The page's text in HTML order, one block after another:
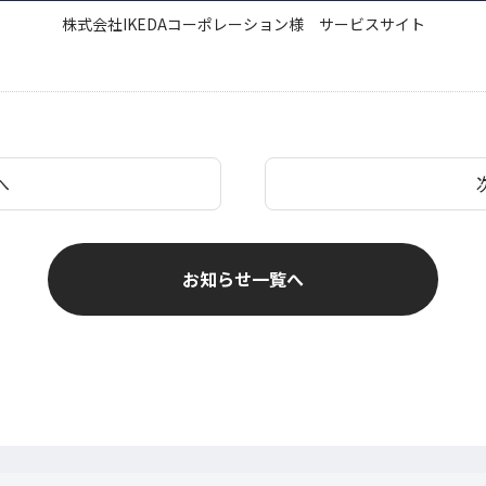
株式会社IKEDAコーポレーション様 サービスサイト
お知らせ一覧へ